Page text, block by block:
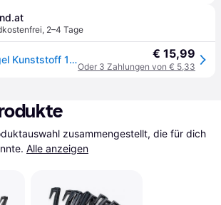
, 2–4 Tage
Relaxdays Erdnägel Kunststoff 11cm, 100er Set Bodenanker, Gartenvlies Befestigung, je 11,5 cm lang, schwarz € 15,99
Oder 3 Zahlungen von € 5,33
zusammengestellt, die für dich
Alle anzeigen